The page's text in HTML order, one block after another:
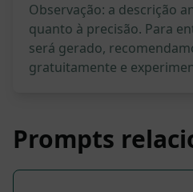
Observação: a descrição
quanto à precisão. Para
será gerado,
gratuitamente e
Prompts